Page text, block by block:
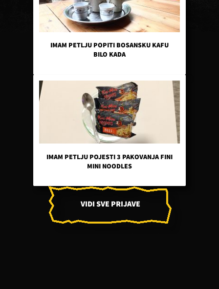
IMAM PETLJU POPITI BOSANSKU KAFU
BILO KADA
IMAM PETLJU POJESTI 3 PAKOVANJA FINI
MINI NOODLES
VIDI SVE PRIJAVE